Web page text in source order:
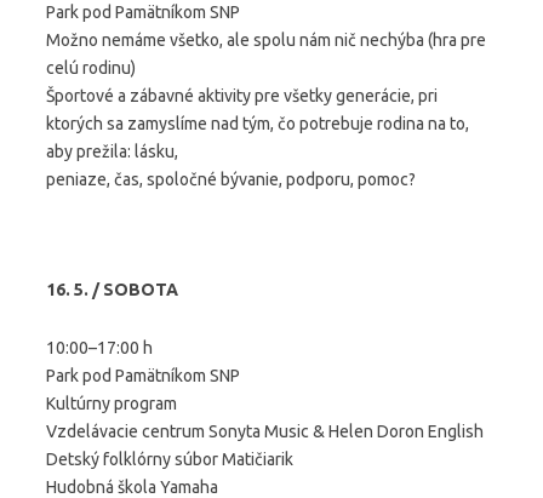
Park pod Pamätníkom SNP
Možno nemáme všetko, ale spolu nám nič nechýba (hra pre
celú rodinu)
Športové a zábavné aktivity pre všetky generácie, pri
ktorých sa zamyslíme nad tým, čo potrebuje rodina na to,
aby prežila: lásku,
peniaze, čas, spoločné bývanie, podporu, pomoc?
16. 5. / SOBOTA
10:00–17:00 h
Park pod Pamätníkom SNP
Kultúrny program
Vzdelávacie centrum Sonyta Music & Helen Doron English
Detský folklórny súbor Matičiarik
Hudobná škola Yamaha